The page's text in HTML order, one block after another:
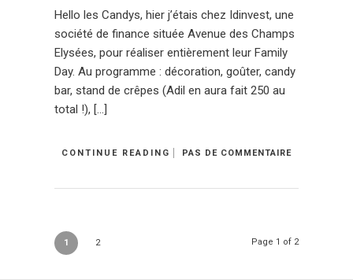
Hello les Candys, hier j’étais chez Idinvest, une
société de finance située Avenue des Champs
Elysées, pour réaliser entièrement leur Family
Day. Au programme : décoration, goûter, candy
bar, stand de crêpes (Adil en aura fait 250 au
total !), […]
CONTINUE READING PAS DE COMMENTAIRE
1 2 Page 1 of 2